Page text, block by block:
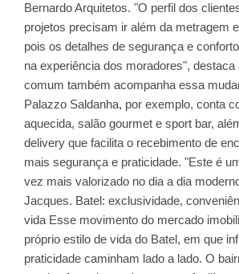
Bernardo Arquitetos. "O perfil dos
projetos precisam ir além da metragem
pois os detalhes de segurança e
na experiência dos moradores", destaca
comum também acompanha essa
Palazzo Saldanha, por exemplo, conta
aquecida, salão gourmet e sport bar,
delivery que facilita o recebimento de
mais segurança e praticidade. "Este é
vez mais valorizado no dia a dia
Jacques. Batel: exclusividade,
vida Esse movimento do mercado
próprio estilo de vida do Batel, em que
praticidade caminham lado a lado. O